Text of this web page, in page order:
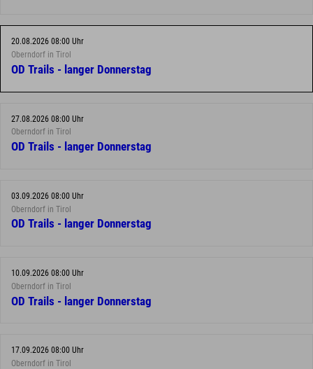
20.08.2026 08:00 Uhr
Oberndorf in Tirol
OD Trails - langer Donnerstag
27.08.2026 08:00 Uhr
Oberndorf in Tirol
OD Trails - langer Donnerstag
03.09.2026 08:00 Uhr
Oberndorf in Tirol
OD Trails - langer Donnerstag
10.09.2026 08:00 Uhr
Oberndorf in Tirol
OD Trails - langer Donnerstag
17.09.2026 08:00 Uhr
Oberndorf in Tirol